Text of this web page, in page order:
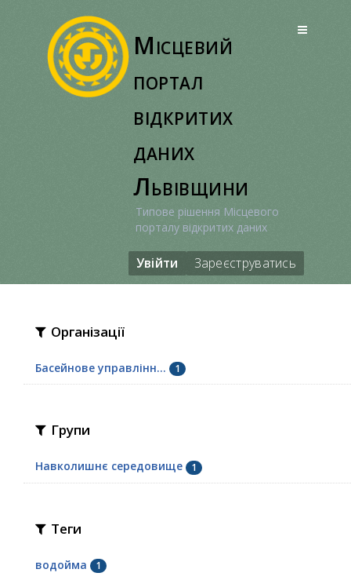
Місцевий
портал
відкритих
даних
Львівщини
Типове рішення Місцевого
порталу відкритих даних
Увійти Зареєструватись
Організації
Басейнове управлінн... 1
Групи
Навколишнє середовище 1
Теги
водойма 1